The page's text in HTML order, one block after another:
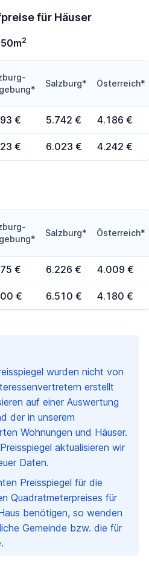
wurden nicht von
erstellt
auf einer Auswertung
der in unserem
Wohnungen und Häuser.
aktualisieren wir
Daten.
Preisspiegel für die
Quadratmeterpreises für
benötigen, so wenden
Gemeinde bzw. die für
für Häuser
2
Salzburg* Österreich*
€ 5.742 € 4.186 €
€ 6.023 € 4.242 €
Salzburg* Österreich*
€ 6.226 € 4.009 €
€ 6.510 € 4.180 €